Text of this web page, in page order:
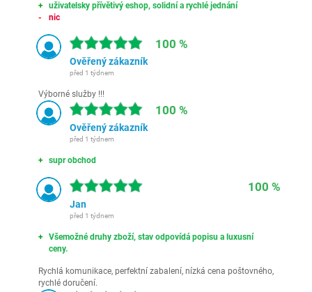
uživatelsky přívětivý eshop, solidní a rychlé jednání
nic
100 %
Ověřený zákazník
před 1 týdnem
Výborné služby !!!
100 %
Ověřený zákazník
před 1 týdnem
supr obchod
100 %
Jan
před 1 týdnem
Všemožné druhy zboží, stav odpovídá popisu a luxusní
ceny.
Rychlá komunikace, perfektní zabalení, nízká cena poštovného,
rychlé doručení.